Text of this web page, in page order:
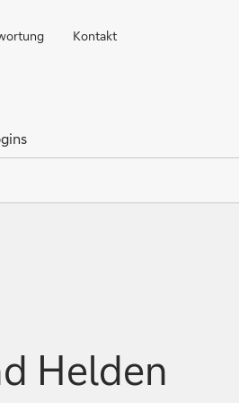
Kontakt
Helden